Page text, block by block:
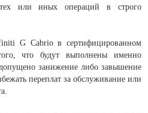
тех или иных операций в строго
G Cabrio в сертифицированном
что будут выполнены именно
занижение либо завышение
переплат за обслуживание или